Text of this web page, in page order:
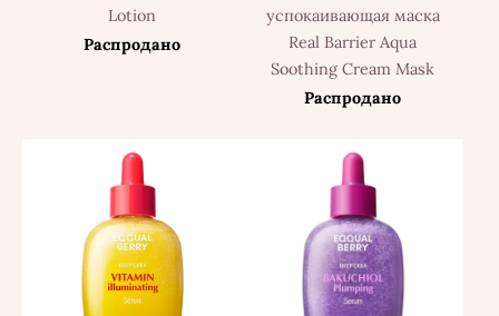
Lotion
Распродано
успокаивающая маска
Real Barrier Aqua
Soothing Cream Mask
Распродано